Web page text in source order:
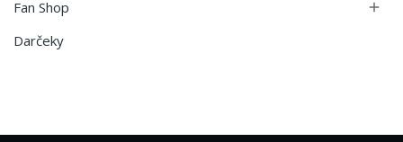
Fan Shop 
Darčeky